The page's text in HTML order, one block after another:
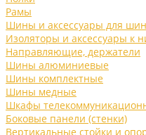
Рамы
Шины и аксессуары для шин
Изоляторы и аксессуары к
Направляющие, держатели
Шины алюминиевые
Шины комплектные
Шины медные
Шкафы
Боковые панели (стенки)
Вертикальные стойки и